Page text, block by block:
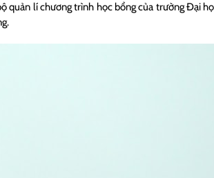
quản lí chương trình học bổng của trường Đại